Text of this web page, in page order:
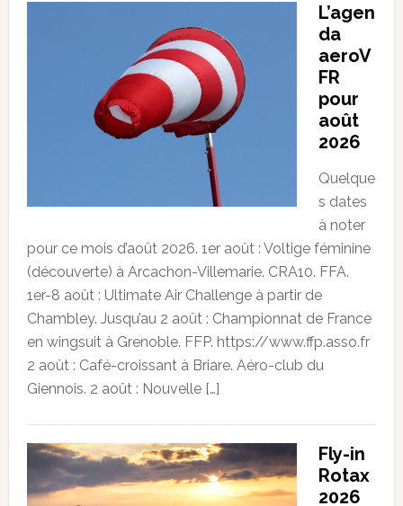
L’agen
da
aeroV
FR
pour
août
2026
Quelque
s dates
à noter
pour ce mois d’août 2026. 1er août : Voltige féminine
(découverte) à Arcachon-Villemarie. CRA10. FFA.
1er-8 août : Ultimate Air Challenge à partir de
Chambley. Jusqu’au 2 août : Championnat de France
en wingsuit à Grenoble. FFP. https://www.ffp.asso.fr
2 août : Café-croissant à Briare. Aéro-club du
Giennois. 2 août : Nouvelle […]
Fly-in
Rotax
2026